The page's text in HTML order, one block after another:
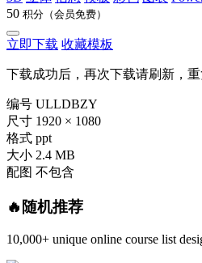
50 积分（会员免费）
立即下载 收藏模板
下载成功后，再次下载请刷新，
编号 ULLDBZY
尺寸 1920 × 1080
格式 ppt
大小 2.4 MB
配图 不包含
🔥随机推荐
10,000+ unique online course list